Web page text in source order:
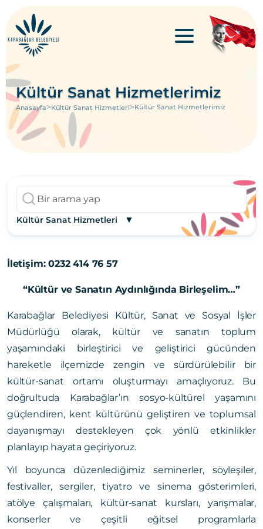
Kültür Sanat Hizmetlerimiz
Anasayfa>Kültür Sanat Hizmetleri>Kültür Sanat Hizmetlerimiz
Kültür Sanat Hizmetleri ▼
İletişim: 0232 414 76 57
“Kültür ve Sanatın Aydınlığında Birleşelim…”
Karabağlar Belediyesi Kültür, Sanat ve Sosyal İşler
Müdürlüğü olarak, kültür ve sanatın toplum
yaşamındaki birleştirici ve geliştirici gücünden
hareketle ilçemizde zengin ve sürdürülebilir bir
kültür-sanat ortamı oluşturmayı amaçlıyoruz. Bu
doğrultuda Karabağlar’ın sosyo-kültürel yaşamını
güçlendiren, kent kültürünü geliştiren ve toplumsal
dayanışmayı destekleyen çok yönlü etkinlikler
planlayıp hayata geçiriyoruz.
Yıl boyunca düzenlediğimiz seminerler, söyleşiler,
festivaller, sergiler, tiyatro ve sinema gösterimleri,
atölye çalışmaları, kültür-sanat kursları, yarışmalar,
konserler ve çeşitli eğitsel programlarla